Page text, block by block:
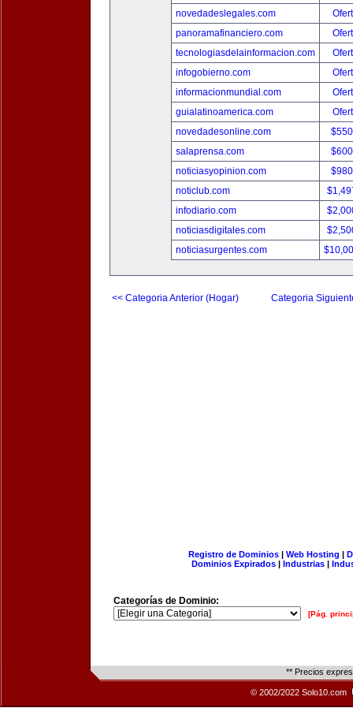
novedadeslegales.com
panoramafinanciero.com
tecnologiasdelainformacion.com
infogobierno.com
informacionmundial.com
guialatinoamerica.com
novedadesonline.com
salaprensa.com
noticiasyopinion.com
noticlub.com
infodiario.com
noticiasdigitales.com
noticiasurgentes.com
<< Categoria Anterior (Hogar) Categoria
Registro de Dominios| Web Hosting |
Dominios Expirados | Industrias |
Categorías de Dominio:
[Pág.
** Precios
© 2002/2022 Solo10.com